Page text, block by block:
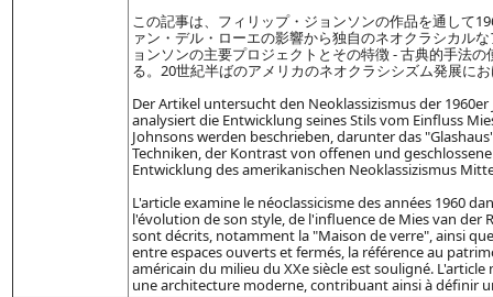
この記事は、フィリップ・ジョンソンの作品を通して
ァン・デル・ローエの影響から独自のネオクラシカル
ョンソンの主要プロジェクトとその特徴 - 古典的手法
る。20世紀半ばのアメリカのネオクラシシズム発展に
Der Artikel untersucht den Neoklassizismus der
analysiert die Entwicklung seines Stils vom Einfluss
Johnsons werden beschrieben, darunter das
Techniken, der Kontrast von offenen und
Entwicklung des amerikanischen Neoklassizismus
L'article examine le néoclassicisme des années 1960
l'évolution de son style, de l'influence de Mies van der
sont décrits, notamment la "Maison de verre", ainsi
entre espaces ouverts et fermés, la référence au
américain du milieu du XXe siècle est souligné.
une architecture moderne, contribuant ainsi à définir